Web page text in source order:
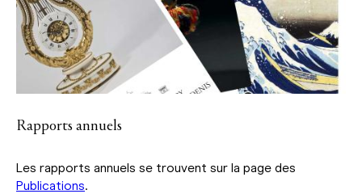
Rapports annuels
Les rapports annuels se trouvent sur la page des
Publications.